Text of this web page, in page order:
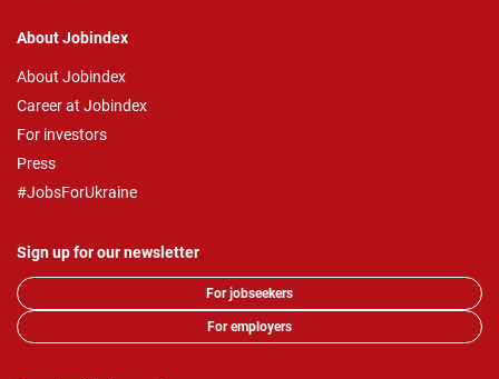
About Jobindex
About Jobindex
Career at Jobindex
For investors
Press
#JobsForUkraine
Sign up for our newsletter
For jobseekers
For employers